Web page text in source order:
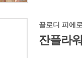
끌로디 피에
잔플라